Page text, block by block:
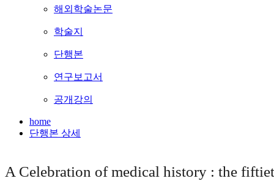
해외학술논문
학술지
단행본
연구보고서
공개강의
home
단행본 상세
A Celebration of medical history : the